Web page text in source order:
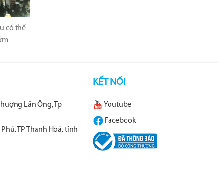
có thể
Lãn Ông, Tp
Phú, TP Thanh Hoá, tỉnh
KẾT NỐI
Youtube
Facebook